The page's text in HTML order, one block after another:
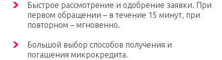
Быстрое рассмотрение и одобрение заявки. При
первом обращении – в течение 15 минут, при
повторном – мгновенно.
Большой выбор способов получения и
погашения микрокредита.